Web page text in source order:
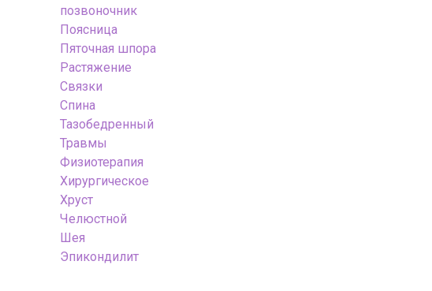
позвоночник
Поясница
Пяточная шпора
Растяжение
Связки
Спина
Тазобедренный
Травмы
Физиотерапия
Хирургическое
Хруст
Челюстной
Шея
Эпикондилит